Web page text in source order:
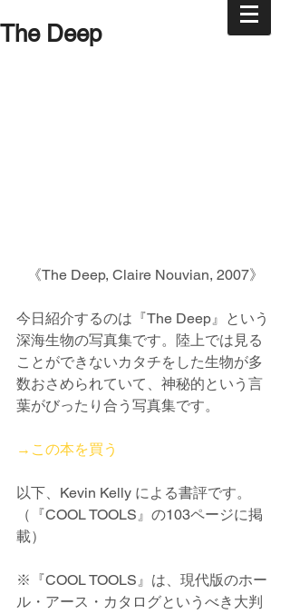
The Deep
《The Deep, Claire Nouvian, 2007》
今日紹介するのは『The Deep』という
深海生物の写真集です。陸上では見る
ことができないカタチをした生物が多
数おさめられていて、神秘的という言
葉がびったり合う写真集です。
→この本を買う
以下、Kevin Kelly による書評です。
（『COOL TOOLS』の103ページに掲
載）
※『COOL TOOLS』は、現代版のホー
ル・アース・カタログというべき大判